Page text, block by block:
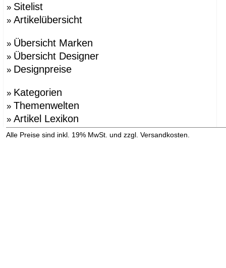
» Sitelist
» Artikelübersicht
» Übersicht Marken
» Übersicht Designer
» Designpreise
» Kategorien
» Themenwelten
» Artikel Lexikon
Alle Preise sind inkl. 19% MwSt. und zzgl. Versandkosten.